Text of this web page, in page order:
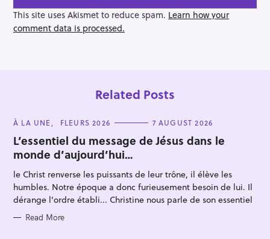
g
a
t
This site uses Akismet to reduce spam. Learn how your
comment data is processed.
Related Posts
C
T
E
G
O
R
I
E
S
À LA UNE FLEURS 2026 7 AUGUST 2026
L’essentiel du message de Jésus dans le
monde d’aujourd’hui…
le Christ renverse les puissants de leur trône, il élève les
humbles. Notre époque a donc furieusement besoin de lui. Il
dérange l'ordre établi... Christine nous parle de son essentiel
Read More